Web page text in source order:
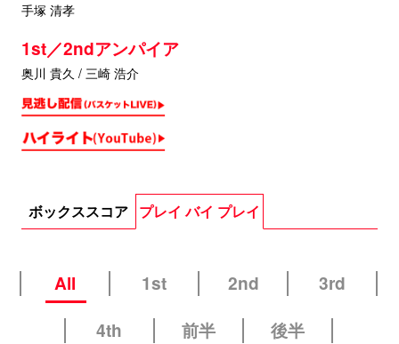
手塚 清孝
1st／2ndアンパイア
奥川 貴久 / 三崎 浩介
ボックススコア プレイ バイ プレイ
All 1st 2nd
3rd
4th
前半 後半